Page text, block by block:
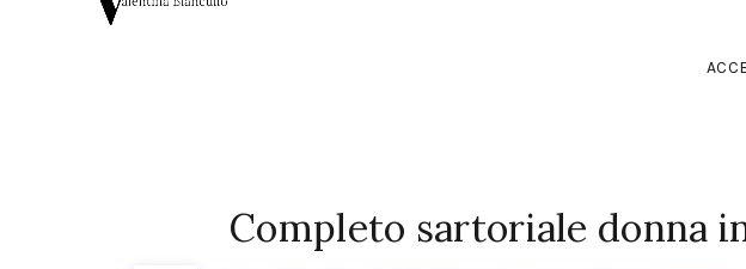
Completo sartoriale donna